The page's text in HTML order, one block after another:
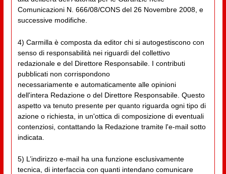
Comunicazioni N. 666/08/CONS del 26 Novembre 2008, e
successive modifiche.
4) Carmilla è composta da editor chi si autogestiscono con
senso di responsabilità nei riguardi del collettivo
redazionale e del Direttore Responsabile. I contributi
pubblicati non corrispondono
necessariamente e automaticamente alle opinioni
dell'intera Redazione o del Direttore Responsabile. Questo
aspetto va tenuto presente per quanto riguarda ogni tipo di
azione o richiesta, in un'ottica di composizione di eventuali
contenziosi, contattando la Redazione tramite l'e-mail sotto
indicata.
5) L’indirizzo e-mail ha una funzione esclusivamente
tecnica, di interfaccia con quanti intendano comunicare